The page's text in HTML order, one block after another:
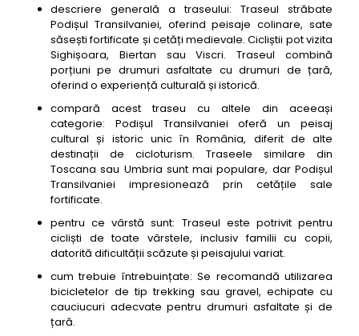
descriere generală a traseului: Traseul străbate
Podișul Transilvaniei, oferind peisaje colinare, sate
săsești fortificate și cetăți medievale. Cicliștii pot vizita
Sighișoara, Biertan sau Viscri. Traseul combină
porțiuni pe drumuri asfaltate cu drumuri de țară,
oferind o experiență culturală și istorică.
compară acest traseu cu altele din aceeași
categorie: Podișul Transilvaniei oferă un peisaj
cultural și istoric unic în România, diferit de alte
destinații de cicloturism. Traseele similare din
Toscana sau Umbria sunt mai populare, dar Podișul
Transilvaniei impresionează prin cetățile sale
fortificate.
pentru ce vârstă sunt: Traseul este potrivit pentru
cicliști de toate vârstele, inclusiv familii cu copii,
datorită dificultății scăzute și peisajului variat.
cum trebuie întrebuințate: Se recomandă utilizarea
bicicletelor de tip trekking sau gravel, echipate cu
cauciucuri adecvate pentru drumuri asfaltate și de
țară.